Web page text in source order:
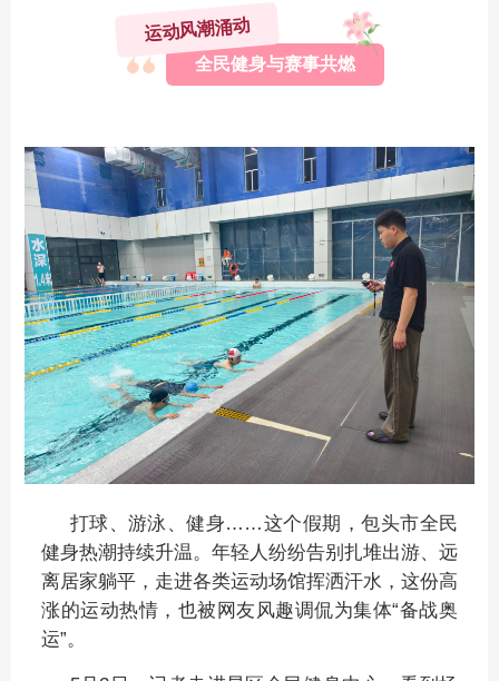
运动风潮涌动
全民健身与赛事共燃
打球、游泳、健身……这个假期，包头市全民
健身热潮持续升温。年轻人纷纷告别扎堆出游、远
离居家躺平，走进各类运动场馆挥洒汗水，这份高
涨的运动热情，也被网友风趣调侃为集体“备战奥
运”。